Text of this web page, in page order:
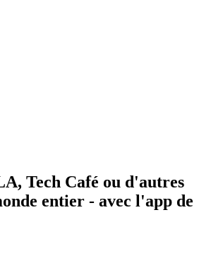
Tech Café ou d'autres
entier - avec l'app de